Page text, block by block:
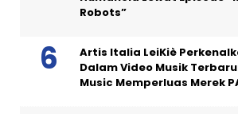
Robots”
Artis Italia LeiKiè
Dalam Video Musik
Music Memperluas Merek